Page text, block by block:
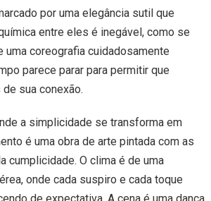
por uma elegância sutil que
entre eles é inegável, como se
uma coreografia cuidadosamente
parece parar para permitir que
sua conexão.
a simplicidade se transforma em
é uma obra de arte pintada com as
cumplicidade. O clima é de uma
onde cada suspiro e cada toque